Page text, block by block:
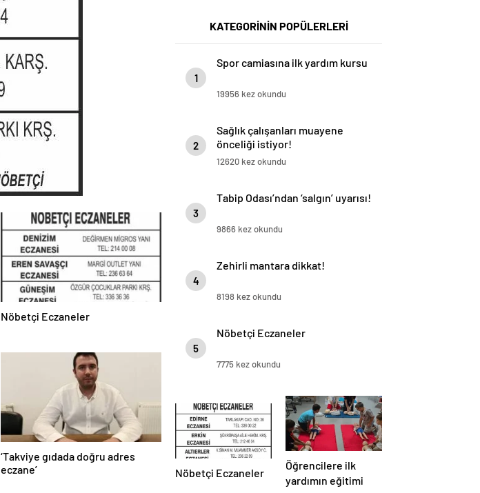
Nöbetçi Eczaneler
‘Takviye gıdada doğru adres
eczane’
KATEGORİNİN POPÜLERLERİ
1
Spor camiasına ilk yardım kursu
19956 kez okundu
2
Sağlık çalışanları muayene
önceliği istiyor!
12620 kez okundu
3
Tabip Odası’ndan ‘salgın’ uyarısı!
9866 kez okundu
4
Zehirli mantara dikkat!
8198 kez okundu
5
Nöbetçi Eczaneler
7775 kez okundu
Nöbetçi Eczaneler
Öğrencilere ilk
yardımın eğitimi